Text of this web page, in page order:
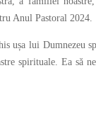
Anul Pastoral 2024.
ușa lui Dumnezeu
spirituale. Ea să